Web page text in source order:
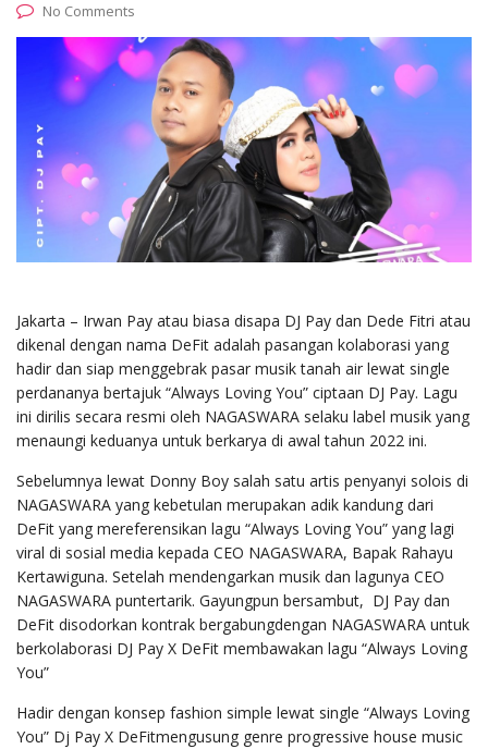
No Comments
Jakarta – Irwan Pay atau biasa disapa DJ Pay dan Dede Fitri atau
dikenal dengan nama DeFit adalah pasangan kolaborasi yang
hadir dan siap menggebrak pasar musik tanah air lewat single
perdananya bertajuk “Always Loving You” ciptaan DJ Pay. Lagu
ini dirilis secara resmi oleh NAGASWARA selaku label musik yang
menaungi keduanya untuk berkarya di awal tahun 2022 ini.
Sebelumnya lewat Donny Boy salah satu artis penyanyi solois di
NAGASWARA yang kebetulan merupakan adik kandung dari
DeFit yang mereferensikan lagu “Always Loving You” yang lagi
viral di sosial media kepada CEO NAGASWARA, Bapak Rahayu
Kertawiguna. Setelah mendengarkan musik dan lagunya CEO
NAGASWARA puntertarik. Gayungpun bersambut, DJ Pay dan
DeFit disodorkan kontrak bergabungdengan NAGASWARA untuk
berkolaborasi DJ Pay X DeFit membawakan lagu “Always Loving
You”
Hadir dengan konsep fashion simple lewat single “Always Loving
You” Dj Pay X DeFitmengusung genre progressive house music